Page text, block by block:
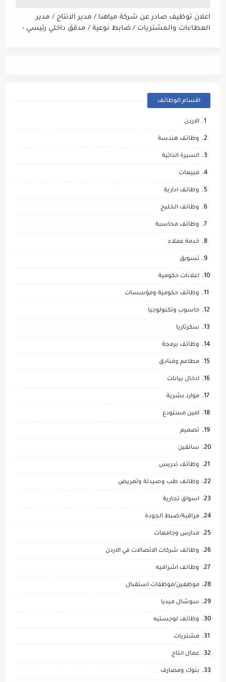
اعلان توظيف صادر عن شركة مياهنا / مدير الانتاج / مدير
العطاءات والمشتريات / ضابط نوعية / مدقق داخلي رئيسي -
اقسام الوظائف
الاردن
وظائف هندسة
السيرة الذاتية
مبيعات
وظائف ادارية
وظائف الخليج
وظائف محاسبة
خدمة عملاء
تسويق
اعلانات حكومية
وظائف حكومية ومؤسسات
حاسوب وتكنولوجيا
سكرتاريا
وظائف برمجة
مطاعم وفنادق
ادخال بيانات
موارد بشرية
امين مستودع
تصميم
سائقين
وظائف تدريس
وظائف طب وصيدلة وتمريض
اسواق تجارية
مراقبة/ضبط الجودة
مدارس وجامعات
وظائف شركات الاتصالات في الاردن
وظائف اشرافيه
موظفين/موظفات استقبال
سوشال ميديا
وظائف لوجستيه
مشتريات
عمال انتاج
بنوك ومصارف